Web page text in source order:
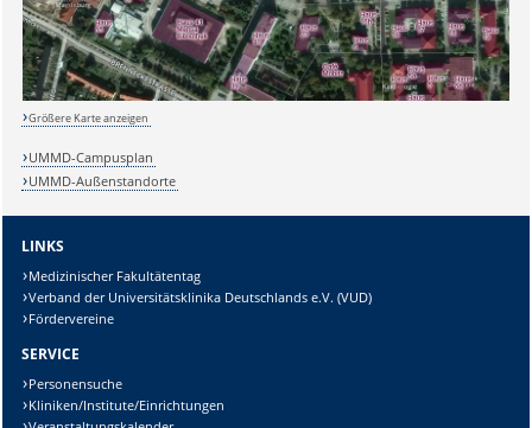
Lösung:
Größere Karte anzeigen
UMMD-Campusplan
UMMD-Außenstandorte
LINKS
Medizinischer Fakultätentag
Verband der Universitätsklinika Deutschlands e.V. (VUD)
Fördervereine
SERVICE
Personensuche
Kliniken/Institute/Einrichtungen